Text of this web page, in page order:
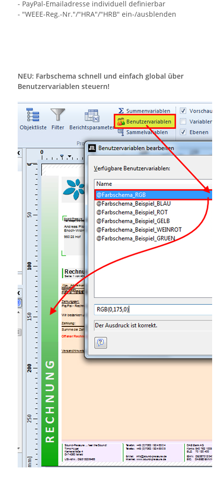
- PayPal-Emailadresse individuell definierbar
- "WEEE-Reg.-Nr."/"HRA"/"HRB" ein-/ausblenden
NEU: Farbschema schnell und einfach global über
Benutzervariablen steuern!